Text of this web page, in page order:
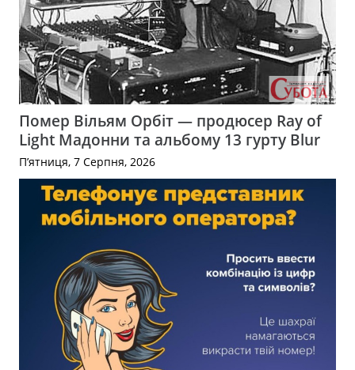
Помер Вільям Орбіт — продюсер Ray of
Light Мадонни та альбому 13 гурту Blur
П’ятниця, 7 Серпня, 2026